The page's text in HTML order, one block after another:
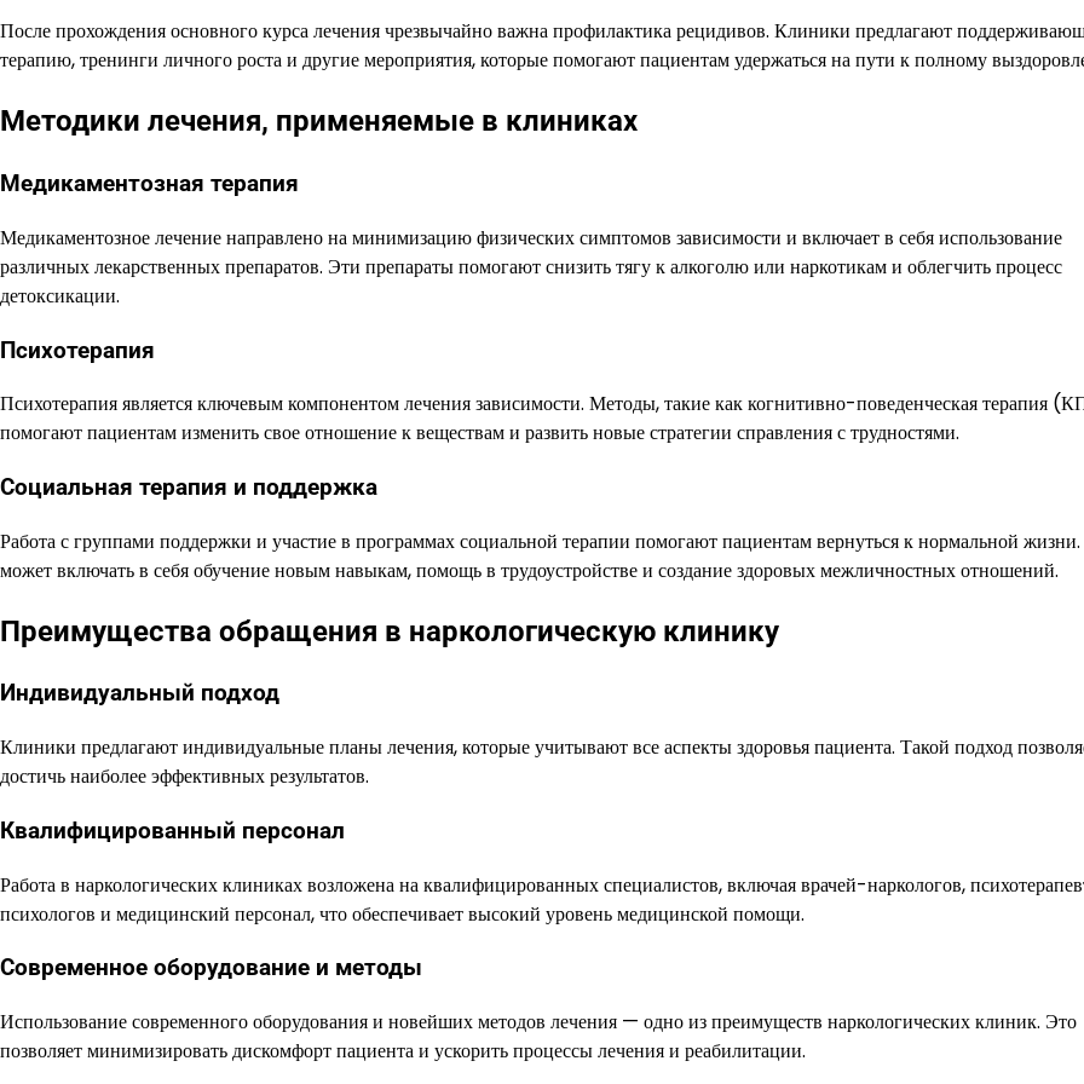
После прохождения основного курса лечения чрезвычайно важна профилактика рецидивов. Клиники предлагают
терапию, тренинги личного роста и другие мероприятия, которые помогают пациентам удержаться на пути к полному
Методики лечения, применяемые в клиниках
Медикаментозная терапия
Медикаментозное лечение направлено на минимизацию физических симптомов зависимости и включает в себя использование
различных лекарственных препаратов. Эти препараты помогают снизить тягу к алкоголю или наркотикам и облегчить процесс
детоксикации.
Психотерапия
Психотерапия является ключевым компонентом лечения зависимости. Методы, такие как когнитивно-поведенческая терапия
помогают пациентам изменить свое отношение к веществам и развить новые стратегии справления с трудностями.
Социальная терапия и поддержка
Работа с группами поддержки и участие в программах социальной терапии помогают пациентам вернуться к нормальной
может включать в себя обучение новым навыкам, помощь в трудоустройстве и создание здоровых межличностных отношений.
Преимущества обращения в наркологическую клинику
Индивидуальный подход
Клиники предлагают индивидуальные планы лечения, которые учитывают все аспекты здоровья пациента. Такой подход
достичь наиболее эффективных результатов.
Квалифицированный персонал
Работа в наркологических клиниках возложена на квалифицированных специалистов, включая врачей-наркологов,
психологов и медицинский персонал, что обеспечивает высокий уровень медицинской помощи.
Современное оборудование и методы
Использование современного оборудования и новейших методов лечения — одно из преимуществ наркологических клиник. Это
позволяет минимизировать дискомфорт пациента и ускорить процессы лечения и реабилитации.